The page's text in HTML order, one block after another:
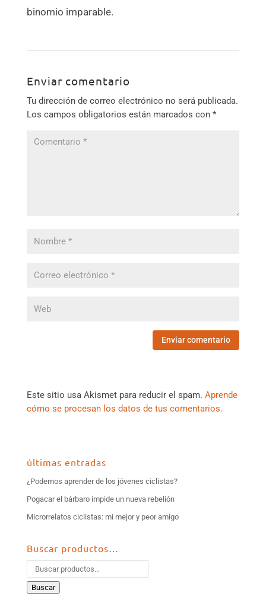
binomio imparable.
Enviar comentario
Tu dirección de correo electrónico no será publicada.
Los campos obligatorios están marcados con *
Este sitio usa Akismet para reducir el spam. Aprende
cómo se procesan los datos de tus comentarios.
últimas entradas
¿Podemos aprender de los jóvenes ciclistas?
Pogacar el bárbaro impide un nueva rebelión
Microrrelatos ciclistas: mi mejor y peor amigo
Buscar productos…
Buscar